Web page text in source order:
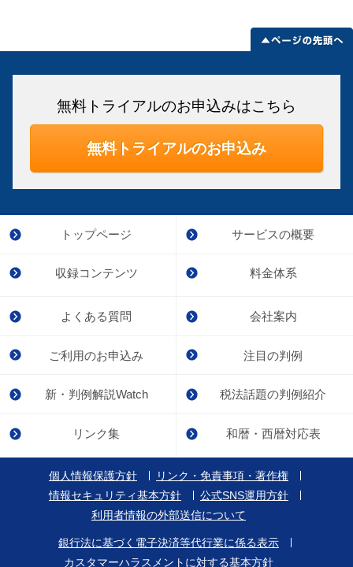
無料トライアルのお申込みはこちら
無料トライアルのお申込み
トップページ サービスの概要
収録コンテンツ 料金体系
よくある質問 会社案内
ご利用のお申込み 注目の判例
新・判例解説Watch 税法話題の判例紹介
リンク集 和暦・西暦対応表
個人情報保護方針
リンク・免責事項・著作権
情報セキュリティ基本方針
公式SNS運用方針
利用者情報の外部送信について
銀行法に基づく電子決済等代行業に係る表示
カスタマーハラスメントに対する基本方針